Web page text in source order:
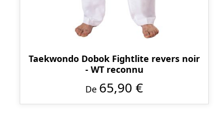
Taekwondo Dobok Fightlite revers noir
- WT reconnu
De 65,90 €